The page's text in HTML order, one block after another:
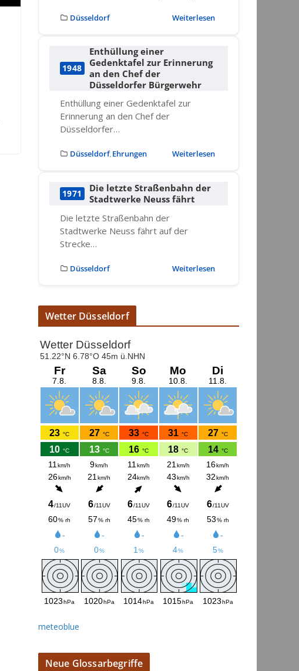
Düsseldorf Weiterlesen
1948
Enthüllung einer
Gedenktafel zur Erinnerung
an den Chef der
Düsseldorfer Bürgerwehr
Enthüllung einer Gedenktafel zur
Erinnerung an den Chef der
Düsseldorfer…
Düsseldorf Ehrungen Weiterlesen
1971
Die letzte Straßenbahn der
Stadtwerke Neuss fährt
Die letzte Straßenbahn der
Stadtwerke Neuss fährt auf der
Strecke…
Düsseldorf Weiterlesen
Wetter Düsseldorf
meteoblue
Neue Glossarbegriffe